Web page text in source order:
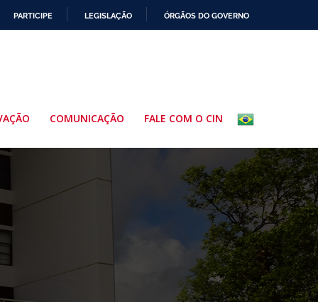
PARTICIPE LEGISLAÇÃO ÓRGÃOS DO GOVERNO
COMUNICAÇÃO FALE COM O CIN